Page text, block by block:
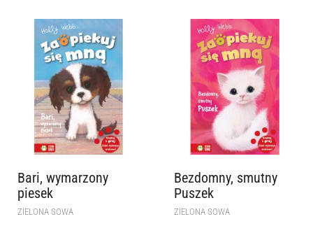
Bari, wymarzony
piesek
ZIELONA SOWA
Bezdomny, smutny
Puszek
ZIELONA SOWA